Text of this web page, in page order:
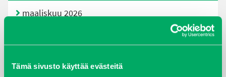
Tämä sivusto käyttää evästeitä
maaliskuu 2026
syyskuu 2023